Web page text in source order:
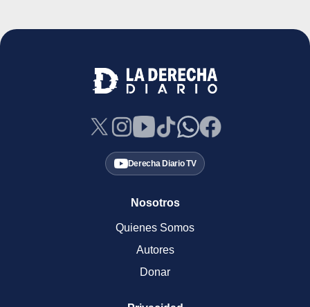
Derecha Diario TV
Nosotros
Quienes Somos
Autores
Donar